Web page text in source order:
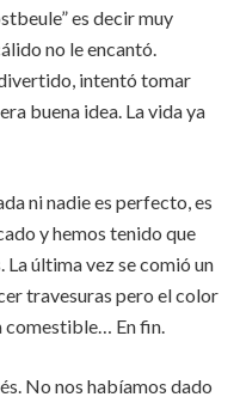
es decir muy
no le encantó.
intentó tomar
buena idea. La vida ya
ni nadie es perfecto, es
y hemos tenido que
última vez se comió un
travesuras pero el color
comestible… En fin.
No nos habíamos dado